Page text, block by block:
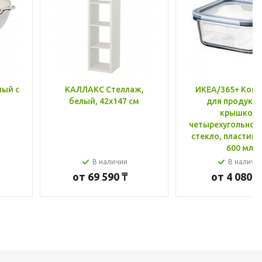
с
КАЛЛАКС Стеллаж,
белый, 42x147 см
В наличии
от 69 590 ₸
ИКЕА/365+
для
крышкой,
стекло, пластик
600 мл
В
от 4 080 ₸